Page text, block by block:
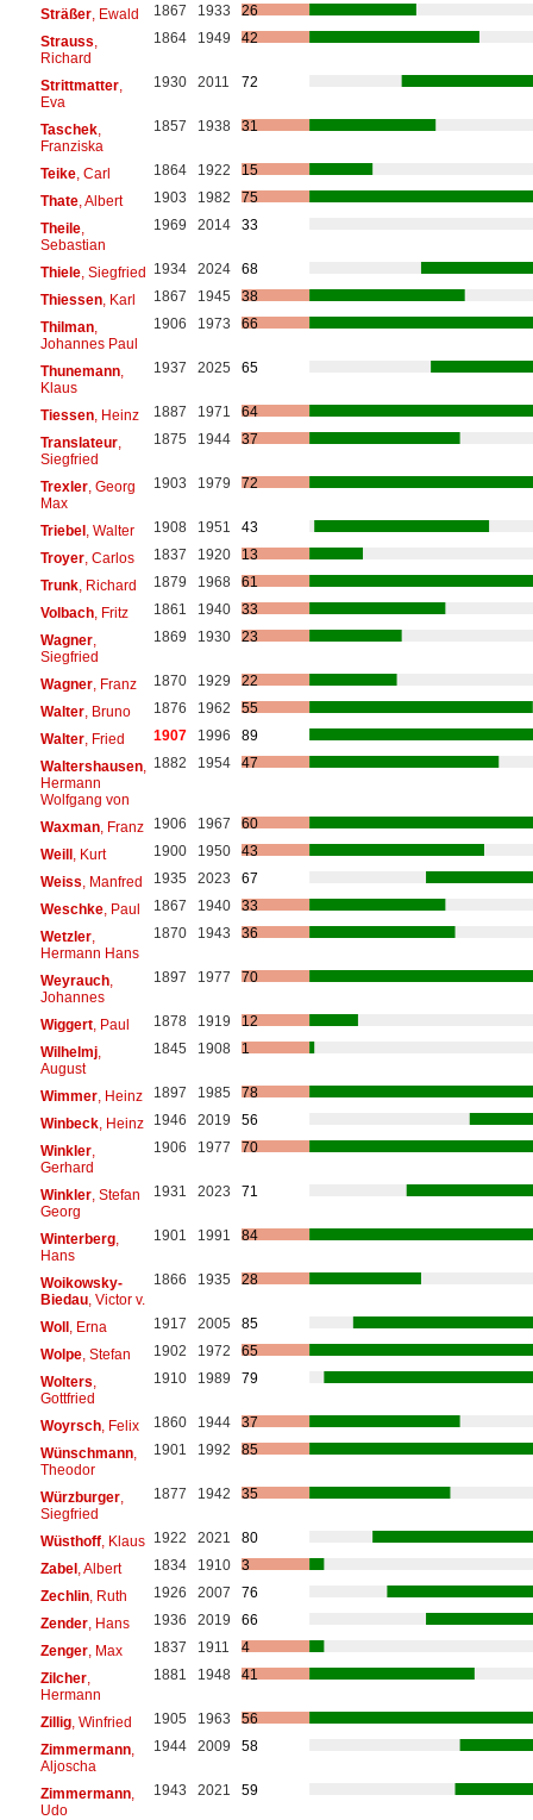
Sträßer, Ewald 1867 1933
26
Strauss
Richard
1864 1949 42
Strittmatter,
Eva
1930 2011 72
Taschek,
Franziska
1857 1938 31
Teike, Carl 1864 1922
15
Thate, Albert 1903 1982
75
Theile,
Sebastian
1969 2014 33
Thiele, Siegfried 1934 2024
68
Thiessen, Karl 1867 1945
38
Thilman,
Johannes Paul
1906 1973 66
Thunemann,
Klaus
1937 2025 65
Tiessen, Heinz 1887 1971
64
Translateur,
Siegfried
1875 1944 37
Trexler, Georg
Max
1903 1979 72
Triebel, Walter 1908 1951
43
Troyer, Carlos 1837 1920
13
Trunk, Richard 1879 1968
61
Volbach, Fritz 1861 1940
33
Wagner,
Siegfried
1869 1930 23
Wagner, Franz 1870 1929
22
Walter, Bruno 1876 1962
55
Walter, Fried 1907 1996
89
Waltershausen,
Hermann
Wolfgang von
1882 1954 47
Waxman, Franz 1906 1967
60
Weill, Kurt 1900 1950
43
Weiss , Manfred 1935 2023
67
Weschke, Paul 1867 1940
33
Wetzler,
Hermann Hans
1870 1943 36
Weyrauch,
Johannes
1897 1977 70
Wiggert, Paul 1878 1919
12
Wilhelmj,
August
1845 1908 1
Wimmer, Heinz 1897 1985
78
Winbeck, Heinz 1946 2019
56
Winkler,
Gerhard
1906 1977 70
Winkler, Stefan
Georg
1931 2023 71
Winterberg,
Hans
1901 1991 84
Woikowsky-
Biedau, Victor v.
1866 1935 28
Woll, Erna 1917 2005
85
Wolpe, Stefan 1902 1972
65
Wolters
Gottfried
1910 1989 79
Woyrsch, Felix 1860 1944
37
Wünschmann,
Theodor
1901 1992 85
Würzburger,
Siegfried
1877 1942 35
Wüsthoff, Klaus 1922 2021
80
Zabel, Albert 1834 1910
3
Zechlin, Ruth 1926 2007
76
Zender, Hans 1936 2019
66
Zenger, Max 1837 1911
4
Zilcher,
Hermann
1881 1948 41
Zillig, Winfried 1905 1963
56
Zimmermann,
Aljoscha
1944 2009 58
Zimmermann,
Udo
1943 2021 59